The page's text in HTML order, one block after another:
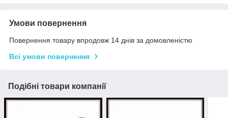
Умови повернення
Повернення товару впродовж 14 днів за домовленістю
Всі умови повернення
Подібні товари компанії